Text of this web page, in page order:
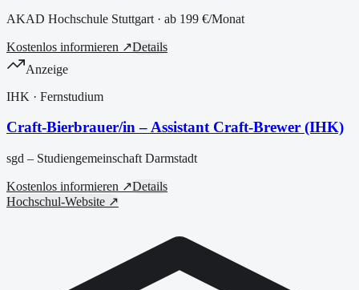
AKAD Hochschule Stuttgart · ab 199 €/Monat
Kostenlos informieren ↗Details
Anzeige
IHK · Fernstudium
Craft-Bierbrauer/in – Assistant Craft-Brewer (IHK)
sgd – Studiengemeinschaft Darmstadt
Kostenlos informieren ↗Details
Hochschul-Website ↗